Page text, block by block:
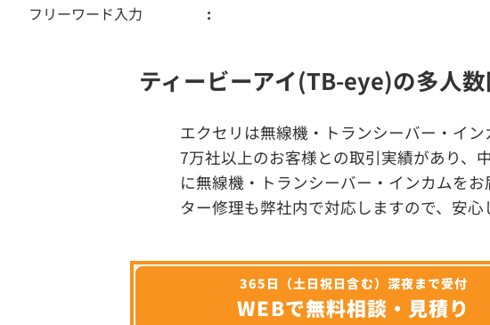
フリーワード入力
ティービーアイ(TB-eye)の多人
エクセリは無線機・トランシーバー・イ
7万社以上のお客様との取引実績があり、
に無線機・トランシーバー・インカムを
ター修理も弊社内で対応しますので、安心
365日（土日祝日含む）深夜まで受付
WEBで無料相談・見積り